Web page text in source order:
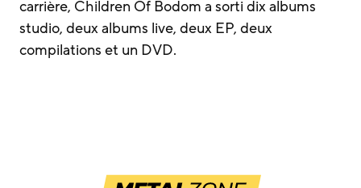
carrière, Children Of Bodom a sorti dix albums
studio, deux albums live, deux EP, deux
compilations et un DVD.